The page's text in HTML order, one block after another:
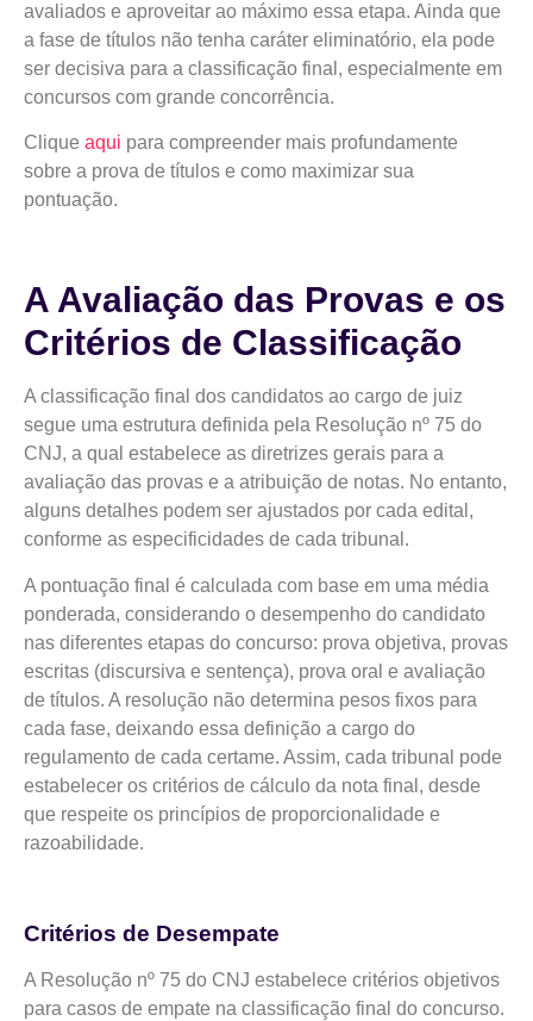
avaliados e aproveitar ao máximo essa etapa. Ainda que
a fase de títulos não tenha caráter eliminatório, ela pode
ser decisiva para a classificação final, especialmente em
concursos com grande concorrência.
Clique aqui para compreender mais profundamente
sobre a prova de títulos e como maximizar sua
pontuação.
A Avaliação das Provas e os
Critérios de Classificação
A classificação final dos candidatos ao cargo de juiz
segue uma estrutura definida pela Resolução nº 75 do
CNJ, a qual estabelece as diretrizes gerais para a
avaliação das provas e a atribuição de notas. No entanto,
alguns detalhes podem ser ajustados por cada edital,
conforme as especificidades de cada tribunal.
A pontuação final é calculada com base em uma média
ponderada, considerando o desempenho do candidato
nas diferentes etapas do concurso: prova objetiva, provas
escritas (discursiva e sentença), prova oral e avaliação
de títulos. A resolução não determina pesos fixos para
cada fase, deixando essa definição a cargo do
regulamento de cada certame. Assim, cada tribunal pode
estabelecer os critérios de cálculo da nota final, desde
que respeite os princípios de proporcionalidade e
razoabilidade.
Critérios de Desempate
A Resolução nº 75 do CNJ estabelece critérios objetivos
para casos de empate na classificação final do concurso.